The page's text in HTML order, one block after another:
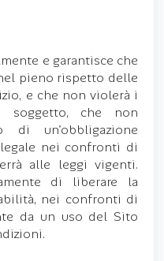
e garantisce che
pieno rispetto delle
e che non violerà i
che non
di un'obbligazione
nei confronti di
alle leggi vigenti.
di liberare la
nei confronti di
da un uso del Sito